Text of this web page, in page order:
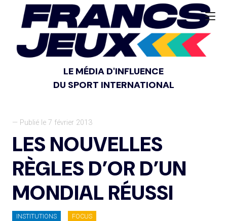
LE MÉDIA D'INFLUENCE
DU SPORT INTERNATIONAL
— Publié le 7 février 2013
LES NOUVELLES
RÈGLES D’OR D’UN
MONDIAL RÉUSSI
INSTITUTIONS FOCUS